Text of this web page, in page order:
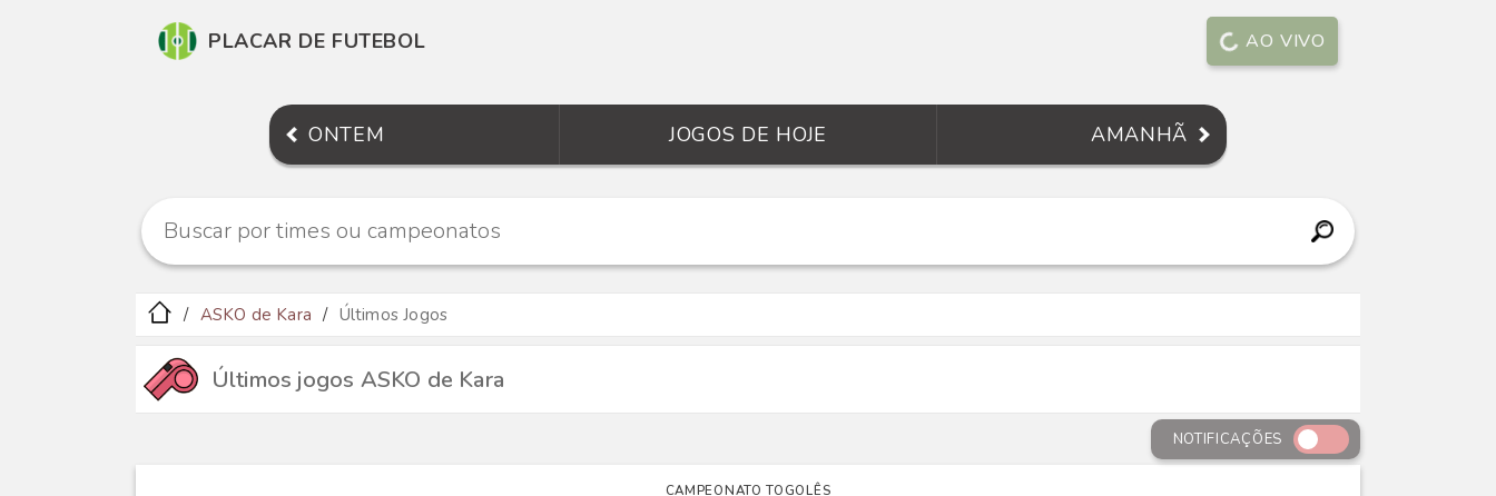
PLACAR DE FUTEBOL AO VIVO
ONTEM JOGOS DE HOJE AMANHÃ
ASKO de Kara Últimos Jogos
Últimos jogos ASKO de Kara
NOTIFICAÇÕES
CAMPEONATO TOGOLÊS